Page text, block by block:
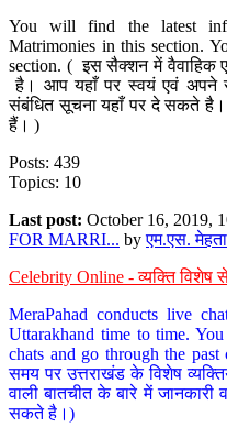
You will find the latest
Matrimonies in this section.
section. ( इस सैक्शन में वैवाहिक
है। आप यहाँ पर स्वयं एवं अपने
संबंधित सूचना यहाँ पर दे सकते है।
हैं। )
Posts: 439
Topics: 10
Last post: October 16, 2019,
FOR MARRI... byएम.एस.
Celebrity Online - व्यक्ति विशेष
MeraPahad conducts live
Uttarakhand time to time.
chats and go through the
समय पर उत्तराखंड के विशेष
वाली बातचीत के बारे में जानकारी
सकते है।)